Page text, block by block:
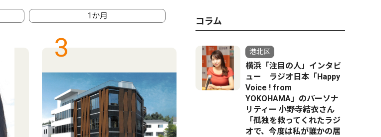
1か月
3 4
コラム
港北区
横浜「注目の人」インタビ
ュー ラジオ日本「Happy
Voice ! from
YOKOHAMA」のパーソナ
リティー 小野寺結衣さん
「孤独を救ってくれたラジ
オで、今度は私が誰かの居